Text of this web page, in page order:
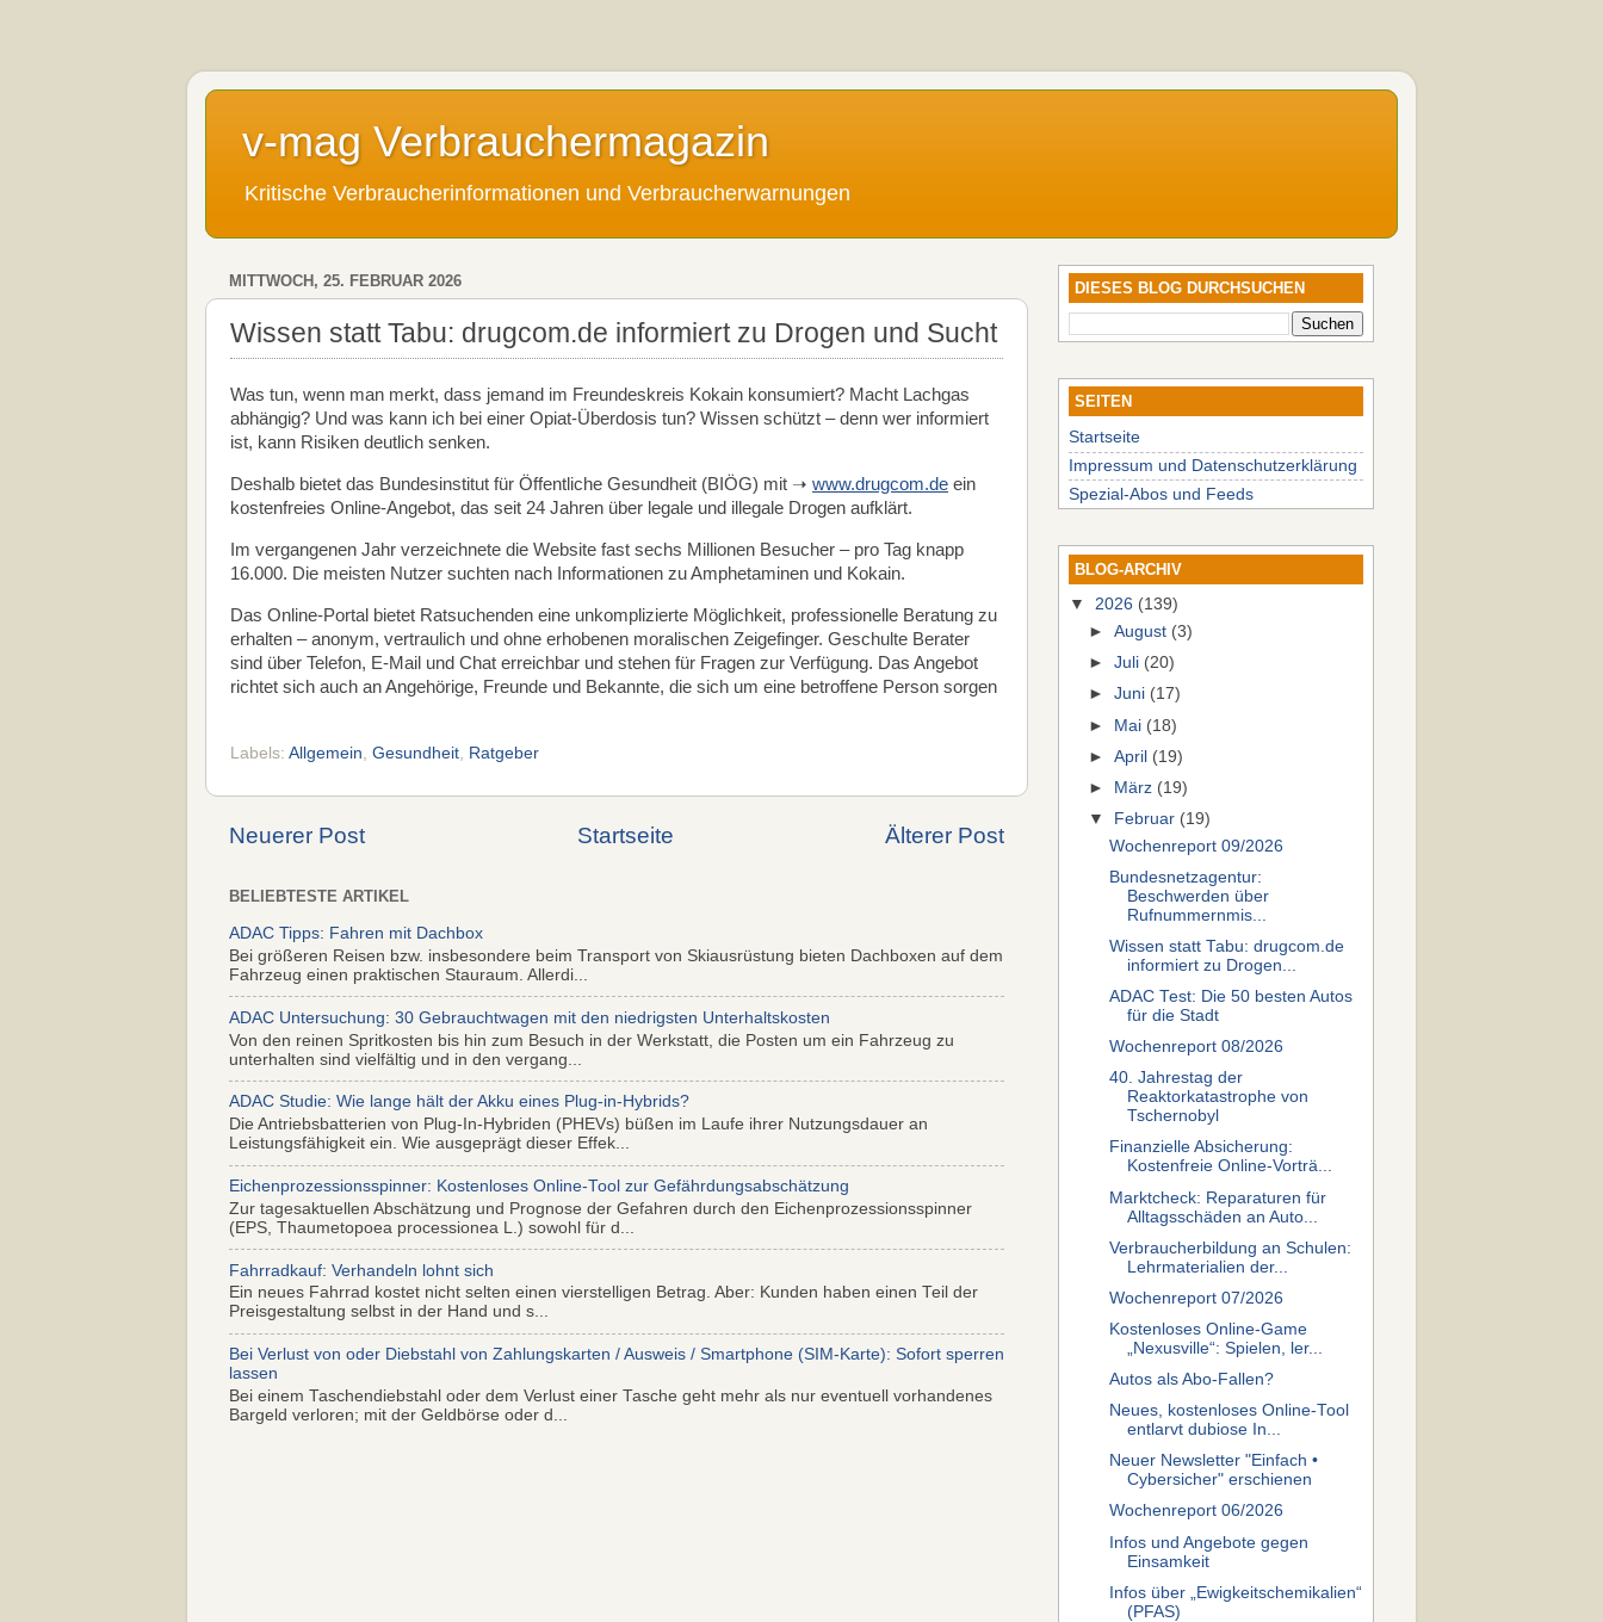
v-mag Verbrauchermagazin
Kritische Verbraucherinformationen und Verbraucherwarnungen
MITTWOCH, 25. FEBRUAR 2026
Wissen statt Tabu: drugcom.de informiert zu Drogen und Sucht
Was tun, wenn man merkt, dass jemand im Freundeskreis Kokain konsumiert? Macht Lachgas
abhängig? Und was kann ich bei einer Opiat-Überdosis tun? Wissen schützt – denn wer informiert
ist, kann Risiken deutlich senken.
Deshalb bietet das Bundesinstitut für Öffentliche Gesundheit (BIÖG) mit ➝ www.drugcom.de ein
kostenfreies Online-Angebot, das seit 24 Jahren über legale und illegale Drogen aufklärt.
Im vergangenen Jahr verzeichnete die Website fast sechs Millionen Besucher – pro Tag knapp
16.000. Die meisten Nutzer suchten nach Informationen zu Amphetaminen und Kokain.
Das Online-Portal bietet Ratsuchenden eine unkomplizierte Möglichkeit, professionelle Beratung zu
erhalten – anonym, vertraulich und ohne erhobenen moralischen Zeigefinger. Geschulte Berater
sind über Telefon, E-Mail und Chat erreichbar und stehen für Fragen zur Verfügung. Das Angebot
richtet sich auch an Angehörige, Freunde und Bekannte, die sich um eine betroffene Person sorgen
Labels: Allgemein, Gesundheit, Ratgeber
Neuerer Post Älterer Post
Startseite
BELIEBTESTE ARTIKEL
ADAC Tipps: Fahren mit Dachbox
Bei größeren Reisen bzw. insbesondere beim Transport von Skiausrüstung bieten Dachboxen auf dem
Fahrzeug einen praktischen Stauraum. Allerdi...
ADAC Untersuchung: 30 Gebrauchtwagen mit den niedrigsten Unterhaltskosten
Von den reinen Spritkosten bis hin zum Besuch in der Werkstatt, die Posten um ein Fahrzeug zu
unterhalten sind vielfältig und in den vergang...
ADAC Studie: Wie lange hält der Akku eines Plug-in-Hybrids?
Die Antriebsbatterien von Plug-In-Hybriden (PHEVs) büßen im Laufe ihrer Nutzungsdauer an
Leistungsfähigkeit ein. Wie ausgeprägt dieser Effek...
Eichenprozessionsspinner: Kostenloses Online-Tool zur Gefährdungsabschätzung
Zur tagesaktuellen Abschätzung und Prognose der Gefahren durch den Eichenprozessionsspinner
(EPS, Thaumetopoea processionea L.) sowohl für d...
Fahrradkauf: Verhandeln lohnt sich
Ein neues Fahrrad kostet nicht selten einen vierstelligen Betrag. Aber: Kunden haben einen Teil der
Preisgestaltung selbst in der Hand und s...
Bei Verlust von oder Diebstahl von Zahlungskarten / Ausweis / Smartphone (SIM-Karte): Sofort sperren
lassen
Bei einem Taschendiebstahl oder dem Verlust einer Tasche geht mehr als nur eventuell vorhandenes
Bargeld verloren; mit der Geldbörse oder d...
DIESES BLOG DURCHSUCHEN
SEITEN
Startseite
Impressum und Datenschutzerklärung
Spezial-Abos und Feeds
BLOG-ARCHIV
▼ 2026 (139)
►August (3)
►Juli (20)
►Juni (17)
► Mai (18)
►April (19)
►
März (19)
▼
Februar (19)
Wochenreport 09/2026
Bundesnetzagentur:
Beschwerden über
Rufnummern­mis...
Wissen statt Tabu: drugcom.de
informiert zu Drogen...
ADAC Test: Die 50 besten Autos
für die Stadt
Wochenreport 08/2026
40. Jahrestag der
Reaktorkatastrophe von
Tschernobyl
Finanzielle Absicherung:
Kostenfreie Online-Vorträ...
Marktcheck: Reparaturen für
Alltagsschäden an Auto...
Verbraucherbildung an Schulen:
Lehrmaterialien der...
Wochenreport 07/2026
Kostenloses Online-Game
„Nexusville“: Spielen, ler...
Autos als Abo-Fallen?
Neues, kostenloses Online-Tool
entlarvt dubiose In...
Neuer Newsletter "Einfach •
Cybersicher" erschienen
Wochenreport 06/2026
Infos und Angebote gegen
Einsamkeit
Infos über „Ewigkeitschemikalien“
(PFAS)